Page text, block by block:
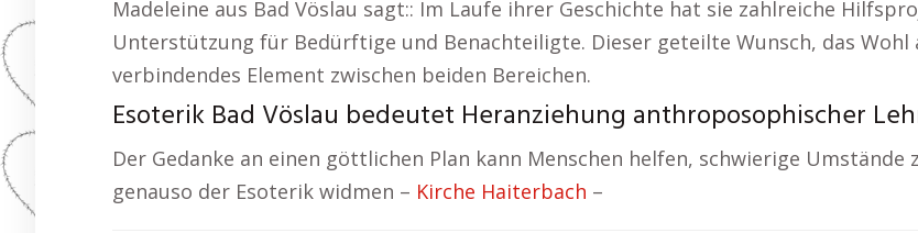
Madeleine aus Bad Vöslau sagt:: Im Laufe ihrer Geschichte hat sie zahlreiche
Unterstützung für Bedürftige und Benachteiligte. Dieser geteilte Wunsch, das
verbindendes Element zwischen beiden Bereichen.
Esoterik Bad Vöslau bedeutet Heranziehung anthroposophischer
Der Gedanke an einen göttlichen Plan kann Menschen helfen, schwierige
genauso der Esoterik widmen – Kirche Haiterbach –